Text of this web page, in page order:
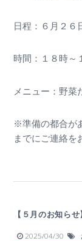
日程：６月２６
時間：１８時～
メニュー：野菜
※準備の都合が
までにご連絡を
【５月のお知らせ
2025/04/30